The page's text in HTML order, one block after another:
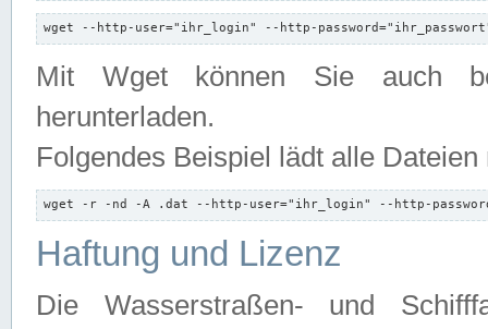
wget --http-user="ihr_login" --http-
Mit Wget können Sie auch
herunterladen.
Folgendes Beispiel lädt alle
wget -r -nd -A .dat --http-user="ihr_login" --http-
Haftung und Lizenz
Die Wasserstraßen- und